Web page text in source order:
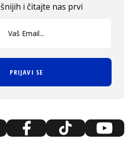
i čitajte nas prvi
PRIJAVI SE